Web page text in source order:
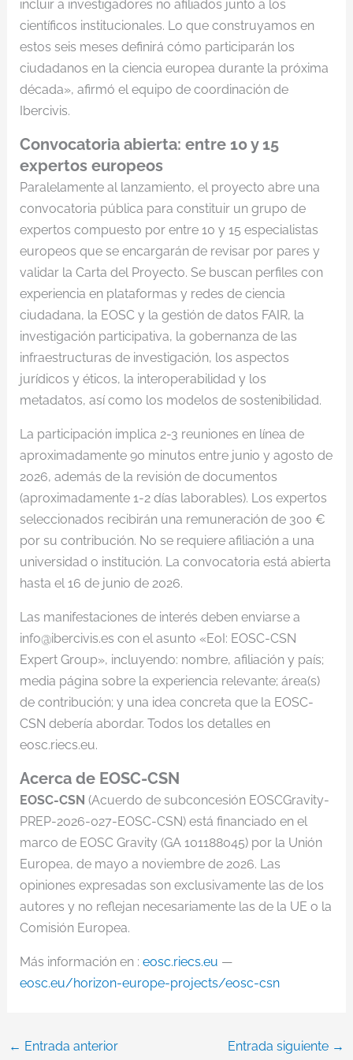
incluir a investigadores no afiliados junto a los
científicos institucionales. Lo que construyamos en
estos seis meses definirá cómo participarán los
ciudadanos en la ciencia europea durante la próxima
década», afirmó el equipo de coordinación de
Ibercivis.
Convocatoria abierta: entre 10 y 15
expertos europeos
Paralelamente al lanzamiento, el proyecto abre una
convocatoria pública para constituir un grupo de
expertos compuesto por entre 10 y 15 especialistas
europeos que se encargarán de revisar por pares y
validar la Carta del Proyecto. Se buscan perfiles con
experiencia en plataformas y redes de ciencia
ciudadana, la EOSC y la gestión de datos FAIR, la
investigación participativa, la gobernanza de las
infraestructuras de investigación, los aspectos
jurídicos y éticos, la interoperabilidad y los
metadatos, así como los modelos de sostenibilidad.
La participación implica 2-3 reuniones en línea de
aproximadamente 90 minutos entre junio y agosto de
2026, además de la revisión de documentos
(aproximadamente 1-2 días laborables). Los expertos
seleccionados recibirán una remuneración de 300 €
por su contribución. No se requiere afiliación a una
universidad o institución. La convocatoria está abierta
hasta el 16 de junio de 2026.
Las manifestaciones de interés deben enviarse a
info@ibercivis.es con el asunto «EoI: EOSC-CSN
Expert Group», incluyendo: nombre, afiliación y país;
media página sobre la experiencia relevante; área(s)
de contribución; y una idea concreta que la EOSC-
CSN debería abordar. Todos los detalles en
eosc.riecs.eu.
Acerca de EOSC-CSN
EOSC-CSN (Acuerdo de subconcesión EOSCGravity-
PREP-2026-027-EOSC-CSN) está financiado en el
marco de EOSC Gravity (GA 101188045) por la Unión
Europea, de mayo a noviembre de 2026. Las
opiniones expresadas son exclusivamente las de los
autores y no reflejan necesariamente las de la UE o la
Comisión Europea.
Más información en : eosc.riecs.eu —
eosc.eu/horizon-europe-projects/eosc-csn
← Entrada anterior Entrada siguiente →